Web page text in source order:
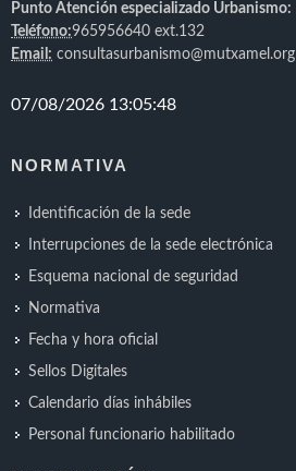
Punto Atención especializado Urbanismo:
Teléfono:965956640 ext.132
Email: consultasurbanismo@mutxamel.org
NORMATIVA
Identificación de la sede
Interrupciones de la sede electrónica
Esquema nacional de seguridad
Normativa
Fecha y hora oficial
Sellos Digitales
Calendario días inhábiles
Personal funcionario habilitado